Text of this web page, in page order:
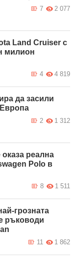
2 077
7
Land Cruiser с
милион
4 819
4
да засили
1 312
2
оказа реална
Polo в
1 511
8
грозната
ръководи
1 862
11